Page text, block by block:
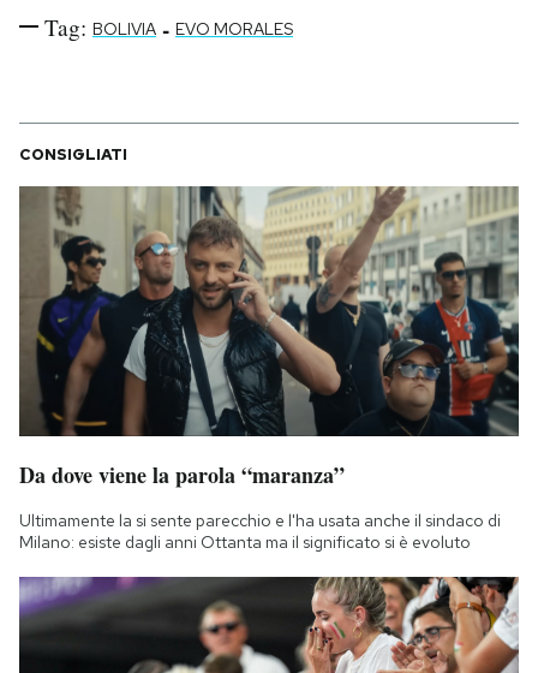
Tag: BOLIVIA - EVO MORALES
CONSIGLIATI
Da dove viene la parola “maranza”
Ultimamente la si sente parecchio e l'ha usata anche il sindaco di
Milano: esiste dagli anni Ottanta ma il significato si è evoluto